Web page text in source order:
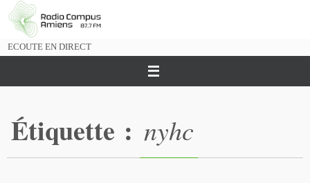
Passer
vers
ECOUTE EN DIRECT
Étiquette : nyhc